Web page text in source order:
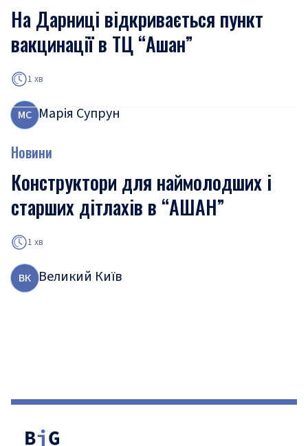
На Дарниці відкривається пункт
вакцинації в ТЦ “Ашан”
1 хв
МС Марія Супрун
Новини
Конструктори для наймолодших і
старших дітлахів в “АШАН”
1 хв
ВК Великий Київ